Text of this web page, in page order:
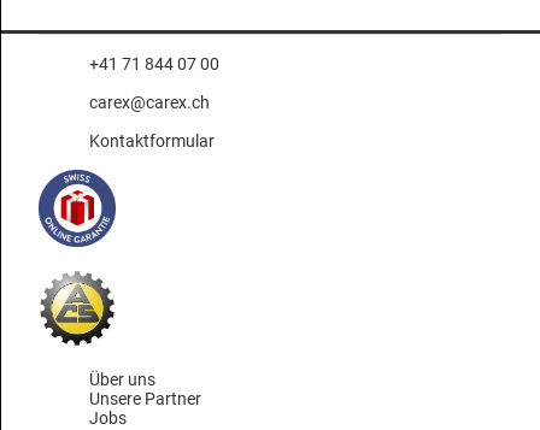
+41 71 844 07 00
carex@carex.ch
Kontaktformular
Über uns
Unsere Partner
Jobs